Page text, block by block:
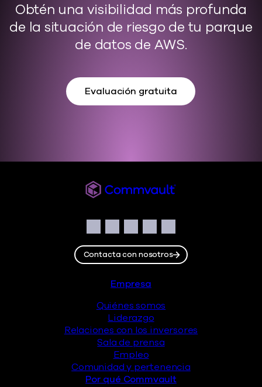
Obtén una visibilidad más profunda
de la situación de riesgo de tu parque
de datos de AWS.
Evaluación gratuita
Facebook
Instagram
LinkedIn
TwitterYouTube
Contacta con nosotros
Pie de página
Empresa
Quiénes somos
Liderazgo
Relaciones con los inversores
Sala de prensa
Empleo
Comunidad y pertenencia
Por qué Commvault